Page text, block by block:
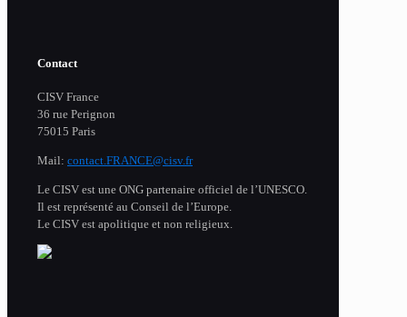
Contact
CISV France
36 rue Perignon
75015 Paris
Mail: contact.FRANCE@cisv.fr
Le CISV est une ONG partenaire officiel de l’UNESCO.
Il est représenté au Conseil de l’Europe.
Le CISV est apolitique et non religieux.